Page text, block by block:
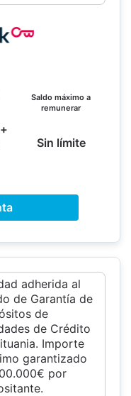
Saldo máximo a
remunerar
Sin límite
adherida al
de Garantía de
de
de Crédito
Importe
garantizado
por